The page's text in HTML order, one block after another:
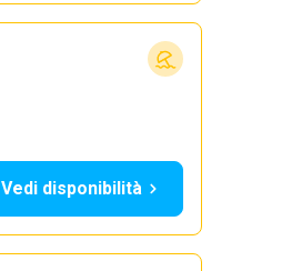
Vedi disponibilità